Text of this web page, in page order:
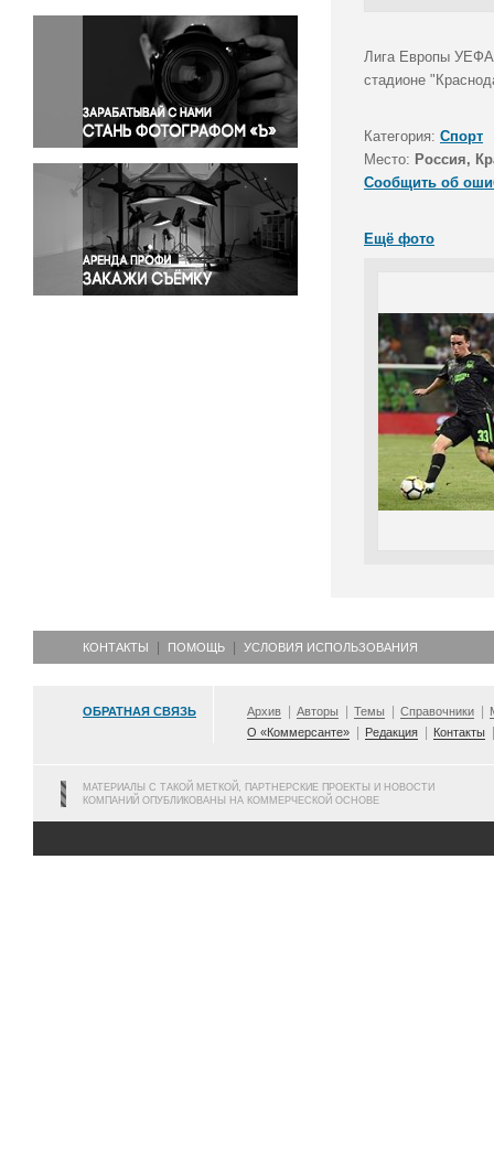
Окружающая среда
Политика
Правосудие
Происшествия и конфликты
Религия
Светская жизнь
Спорт
Экология
Экономика и бизнес
Лига Европы УЕФА
стадионе
Категория: Спорт
Место: Россия,
Сообщить об
Ещё фото
КОНТАКТЫ ПОМОЩЬ УСЛОВИЯ ИСПОЛЬЗОВАНИЯ
ОБРАТНАЯ СВЯЗЬ Архив Авторы Темы Справочники
О «Коммерсанте»
Редакция Контакты
МАТЕРИАЛЫ С ТАКОЙ МЕТКОЙ, ПАРТНЕРСКИЕ ПРОЕКТЫ И НОВОСТИ
КОМПАНИЙ ОПУБЛИКОВАНЫ НА КОММЕРЧЕСКОЙ ОСНОВЕ